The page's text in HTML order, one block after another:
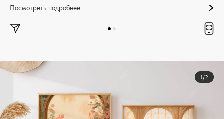
Посмотреть подробнее
1/2